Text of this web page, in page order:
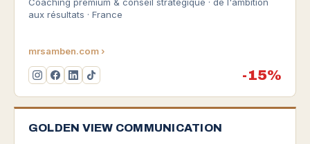
Coaching premium & conseil stratégique · de l'ambition
aux résultats · France
mrsamben.com ›
-15%
GOLDEN VIEW COMMUNICATION